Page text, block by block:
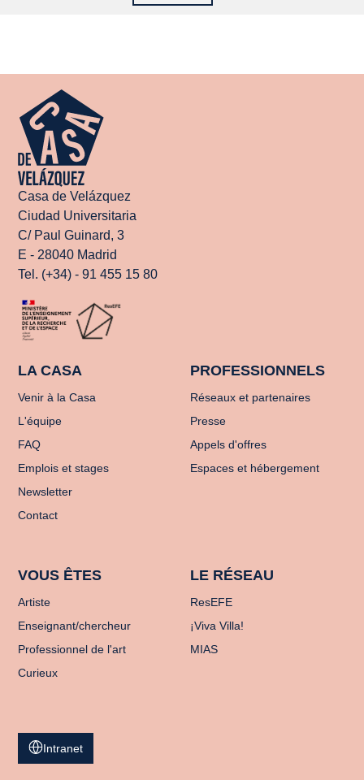
Casa de Velázquez
Ciudad Universitaria
C/ Paul Guinard, 3
E - 28040 Madrid
Tel. (+34) - 91 455 15 80
LA CASA
Venir à la Casa
L'équipe
FAQ
Emplois et stages
Newsletter
Contact
PROFESSIONNELS
Réseaux et partenaires
Presse
Appels d'offres
Espaces et hébergement
VOUS ÊTES
Artiste
Enseignant/chercheur
Professionnel de l'art
Curieux
LE RÉSEAU
ResEFE
¡Viva Villa!
MIAS
Intranet